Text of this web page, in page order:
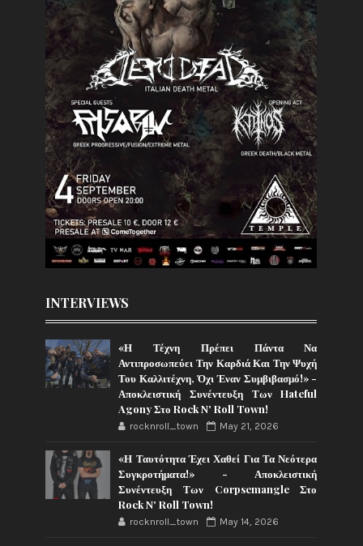
INTERVIEWS
«Η Τέχνη Πρέπει Πάντα Να
Αντιπροσωπεύει Την Καρδιά Και Την Ψυχή
Του Καλλιτέχνη, Όχι Έναν Συμβιβασμό!» -
Αποκλειστική Συνέντευξη Των Hateful
Agony Στο Rock N' Roll Town!
rocknroll_town May 21, 2026
«Η Ταυτότητα Έχει Χαθεί Για Τα Νεότερα
Συγκροτήματα!» - Αποκλειστική
Συνέντευξη Των Corpsemangle Στο
Rock N' Roll Town!
rocknroll_town May 14, 2026